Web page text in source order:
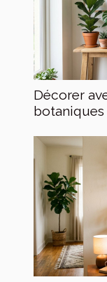
Décorer